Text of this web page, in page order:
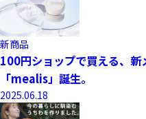
新商品
100円ショップで買える、新
「mealis」誕生。
2025.06.18